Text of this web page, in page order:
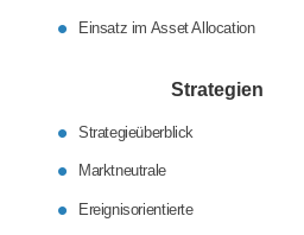
Einsatz im Asset Allocation
Strategien
Strategieüberblick
Marktneutrale
Ereignisorientierte